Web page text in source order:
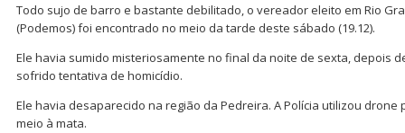
Todo sujo de barro e bastante debilitado, o vereador eleito em Rio
(Podemos) foi encontrado no meio da tarde deste sábado (19.12).
Ele havia sumido misteriosamente no final da noite de sexta, depois
sofrido tentativa de homicídio.
Ele havia desaparecido na região da Pedreira. A Polícia utilizou drone
meio à mata.